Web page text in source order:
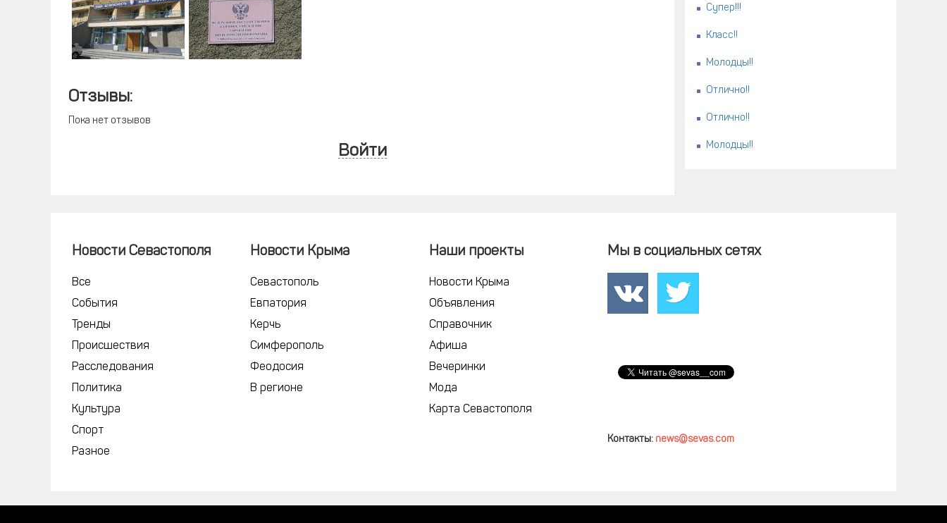
Отзывы:
Пока нет отзывов
Войти
Супер!!!
Класс!!
Молодцы!!
Отлично!!
Отлично!!
Молодцы!!
Новости Севастополя
Все
События
Тренды
Происшествия
Расследования
Политика
Культура
Спорт
Разное
Новости Крыма
Севастополь
Евпатория
Керчь
Симферополь
Феодосия
В регионе
Наши проекты
Новости Крыма
Объявления
Справочник
Афиша
Вечеринки
Мода
Карта Севастополя
Мы в социальных сетях
Контакты: news@sevas.com